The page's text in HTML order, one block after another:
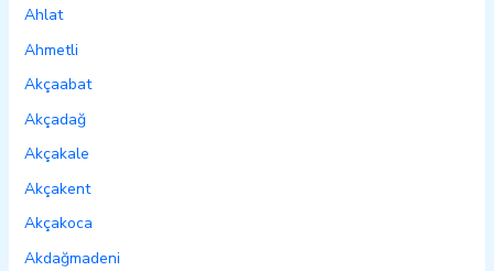
Ahlat
Ahmetli
Akçaabat
Akçadağ
Akçakale
Akçakent
Akçakoca
Akdağmadeni